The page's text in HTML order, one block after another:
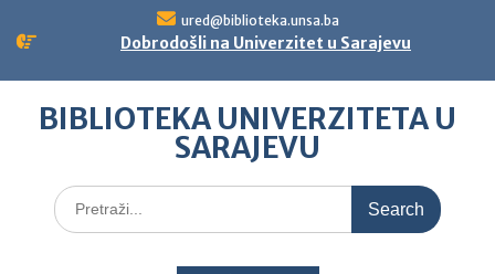
ured@biblioteka.unsa.ba
Dobrodošli na Univerzitet u Sarajevu
BIBLIOTEKA UNIVERZITETA U
SARAJEVU
Search
for: